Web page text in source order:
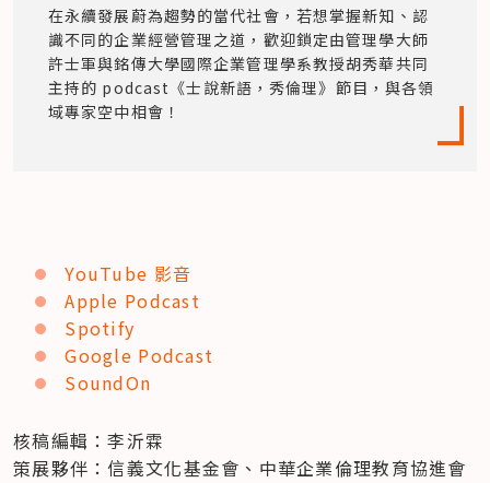
在永續發展蔚為趨勢的當代社會，若想掌握新知、認
識不同的企業經營管理之道，歡迎鎖定由管理學大師
許士軍與銘傳大學國際企業管理學系教授胡秀華共同
主持的 podcast《士說新語，秀倫理》節目，與各領
域專家空中相會！
YouTube 影音
Apple Podcast
Spotify
Google Podcast
SoundOn
核稿編輯：李沂霖
策展夥伴：信義文化基金會、中華企業倫理教育協進會